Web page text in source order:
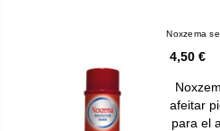
Noxzema
4,50 €
afeitar
para el